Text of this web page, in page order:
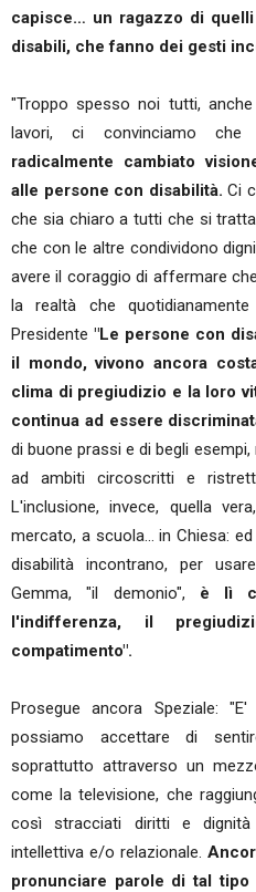
capisce… un ragazzo di
disabili, che fanno dei gesti
"Troppo spesso noi tutti,
lavori, ci convinciamo che
radicalmente cambiato
alle persone con disabilità. Ci
che sia chiaro a tutti che si
che con le altre condividono
avere il coraggio di affermare che
la realtà che
Presidente "Le persone con
il mondo, vivono ancora
clima di pregiudizio e la loro
continua ad essere
di buone prassi e di begli
ad ambiti circoscritti e
L'inclusione, invece, quella
mercato, a scuola… in Chiesa:
disabilità incontrano, per
Gemma, "il demonio", è lì
l'indifferenza, il
compatimento".
Prosegue ancora Speziale:
possiamo accettare di
soprattutto attraverso un
come la televisione, che
così stracciati diritti e
intellettiva e/o relazionale.
pronunciare parole di tal